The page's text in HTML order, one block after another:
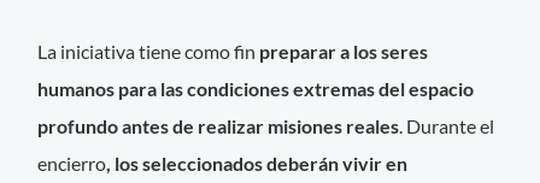
La iniciativa tiene como fin preparar a los seres
humanos para las condiciones extremas del espacio
profundo antes de realizar misiones reales. Durante el
encierro, los seleccionados deberán vivir en